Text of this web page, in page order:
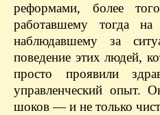
реформами, более
работавшему тогда
наблюдавшему за
поведение этих людей,
просто проявили
управленческий опыт.
шоков — и не только